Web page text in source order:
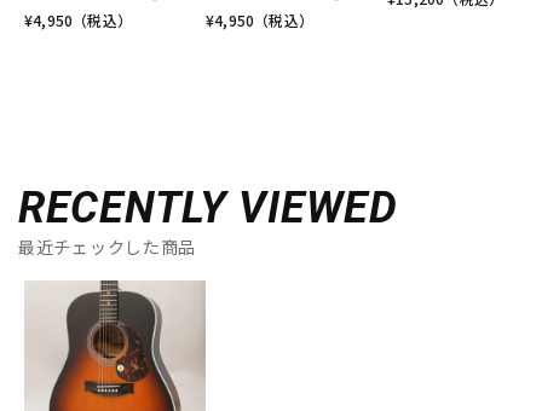
¥4,950 （税込） ¥4,950 （税込）
RECENTLY VIEWED
最近チェックした商品